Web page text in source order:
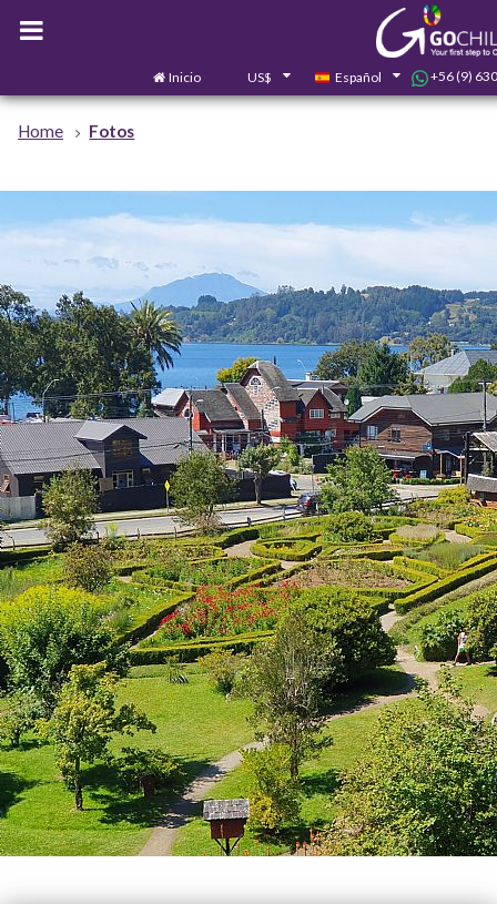
Inicio US$ Español +56 (9)
Home Fotos